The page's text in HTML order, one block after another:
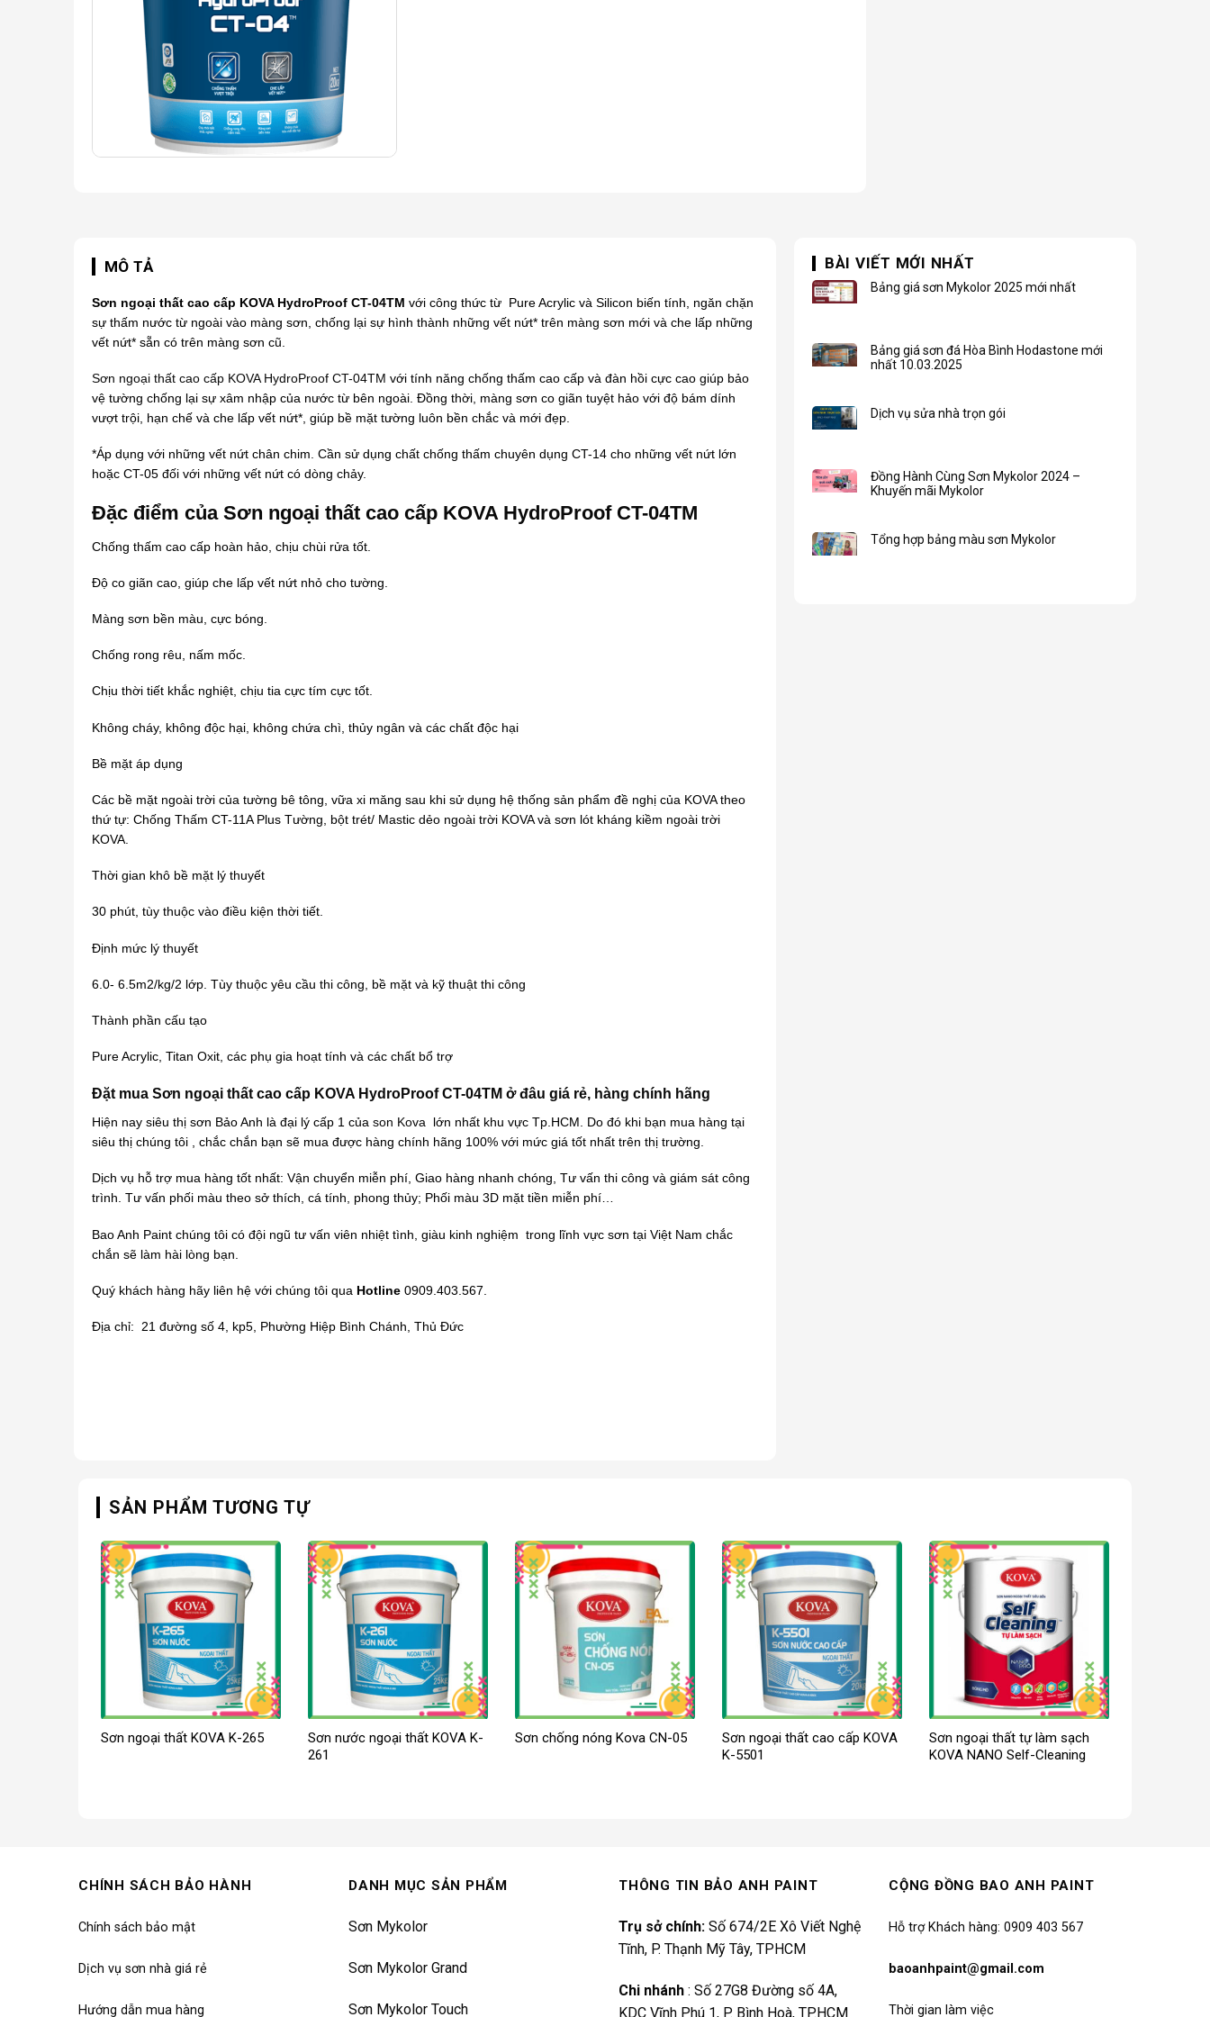
MÔ TẢ
Sơn ngoại thất cao cấp KOVA HydroProof CT-04TM với công thức từ Pure Acrylic và Silicon biến tính, ngăn chặn
sự thấm nước từ ngoài vào màng sơn, chống lại sự hình thành những vết nứt* trên màng sơn mới và che lấp những
vết nứt* sẵn có trên màng sơn cũ.
Sơn ngoại thất cao cấp KOVAHydroProof CT-04TM với tính năng chống thấm cao cấp và đàn hồi cực cao giúp bảo
vệ tường chống lại sự xâm nhập của nước từ bên ngoài. Đồng thời, màng sơn co giãn tuyệt hảo với độ bám dính
vượt trội, hạn chế và che lấp vết nứt*, giúp bề mặt tường luôn bền chắc và mới đẹp.
*Áp dụng với những vết nứt chân chim. Cần sử dụng chất chống thấm chuyên dụng CT-14 cho những vết nứt lớn
hoặc CT-05 đối với những vết nứt có dòng chảy.
Đặc điểm của Sơn ngoại thất cao cấp KOVA HydroProof CT-04TM
Chống thấm cao cấp hoàn hảo, chịu chùi rửa tốt.
Độ co giãn cao, giúp che lấp vết nứt nhỏ cho tường.
Màng sơn bền màu, cực bóng.
Chống rong rêu, nấm mốc.
Chịu thời tiết khắc nghiệt, chịu tia cực tím cực tốt.
Không cháy, không độc hại, không chứa chì, thủy ngân và các chất độc hại
Bề mặt áp dụng
Các bề mặt ngoài trời của tường bê tông, vữa xi măng sau khi sử dụng hệ thống sản phẩm đề nghị của KOVA theo
thứ tự: Chống Thấm CT-11A Plus Tường, bột trét/ Mastic dẻo ngoài trời KOVA và sơn lót kháng kiềm ngoài trời
KOVA.
Thời gian khô bề mặt lý thuyết
30 phút, tùy thuộc vào điều kiện thời tiết.
Định mức lý thuyết
6.0- 6.5m2/kg/2 lớp. Tùy thuộc yêu cầu thi công, bề mặt và kỹ thuật thi công
Thành phần cấu tạo
Pure Acrylic, Titan Oxit, các phụ gia hoạt tính và các chất bổ trợ
Đặt mua Sơn ngoại thất cao cấp KOVA HydroProof CT-04TM ở đâu giá rẻ, hàng chính hãng
Hiện nay siêu thị sơn Bảo Anh là đại lý cấp 1 của son Kova lớn nhất khu vực Tp.HCM. Do đó khi bạn mua hàng tại
siêu thị chúng tôi , chắc chắn bạn sẽ mua được hàng chính hãng 100% với mức giá tốt nhất trên thị trường.
Dịch vụ hỗ trợ mua hàng tốt nhất: Vận chuyển miễn phí, Giao hàng nhanh chóng, Tư vấn thi công và giám sát công
trình. Tư vấn phối màu theo sở thích, cá tính, phong thủy; Phối màu 3D mặt tiền miễn phí…
Bao Anh Paint chúng tôi có đội ngũ tư vấn viên nhiệt tình, giàu kinh nghiệm trong lĩnh vực sơn tại Việt Nam chắc
chắn sẽ làm hài lòng bạn.
Quý khách hàng hãy liên hệ với chúng tôi qua Hotline0909.403.567.
Địa chỉ: 21 đường số 4, kp5, Phường Hiệp Bình Chánh, Thủ Đức
BÀI VIẾT MỚI NHẤT
Bảng giá sơn Mykolor 2025 mới nhất
Bảng giá sơn đá Hòa Bình Hodastone mới
nhất 10.03.2025
Dịch vụ sửa nhà trọn gói
Đồng Hành Cùng Sơn Mykolor 2024 –
Khuyến mãi Mykolor
Tổng hợp bảng màu sơn Mykolor
SẢN PHẨM TƯƠNG TỰ
Sơn ngoại thất KOVA K-265
Sơn nước ngoại thất KOVA K-
261
Sơn chống nóng Kova CN-05
Sơn ngoại thất cao cấp KOVA
K-5501
Sơn ngoại thất tự làm sạch
KOVA NANO Self-Cleaning
CHÍNH SÁCH BẢO HÀNH
Chính sách bảo mật
Dịch vụ sơn nhà giá rẻ
Hướng dẫn mua hàng
DANH MỤC SẢN PHẨM
Sơn Mykolor
Sơn Mykolor Grand
Sơn Mykolor Touch
THÔNG TIN BẢO ANH PAINT
Trụ sở chính: Số 674/2E Xô Viết Nghệ
Tĩnh, P. Thạnh Mỹ Tây, TPHCM
Chi nhánh : Số 27G8 Đường số 4A,
KDC Vĩnh Phú 1, P. Bình Hoà, TP.HCM
CỘNG ĐỒNG BAO ANH PAINT
Hỗ trợ Khách hàng: 0909 403 567
baoanhpaint@gmail.com
Thời gian làm việc